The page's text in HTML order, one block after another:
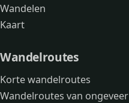
Wandelen
Kaart
Wandelroutes
Korte wandelroutes
Wandelroutes van